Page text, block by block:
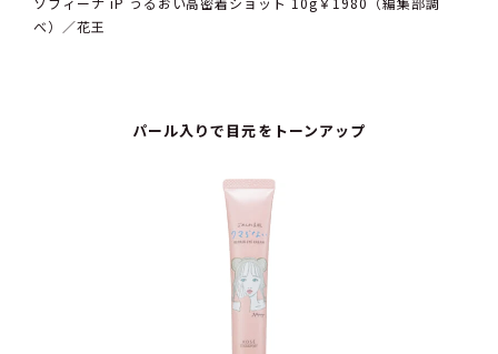
べ）／花王
パール入りで目元をトーンアップ